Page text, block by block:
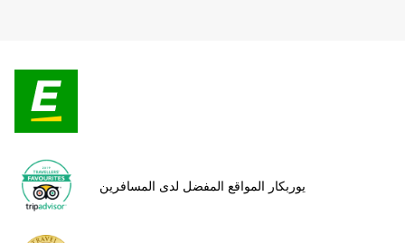
يوربكار المواقع المفضل لدى المسافرين